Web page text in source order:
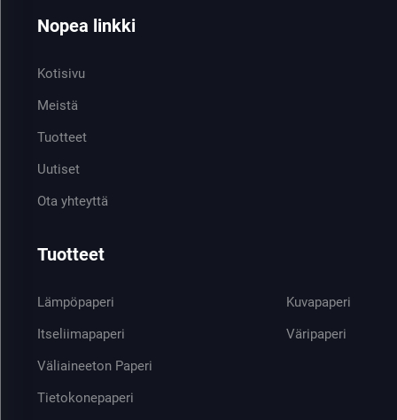
Nopea linkki
Kotisivu
Meistä
Tuotteet
Uutiset
Ota yhteyttä
Tuotteet
Lämpöpaperi
Itseliimapaperi
Väliaineeton Paperi
Tietokonepaperi
Kuvapaperi
Väripaperi